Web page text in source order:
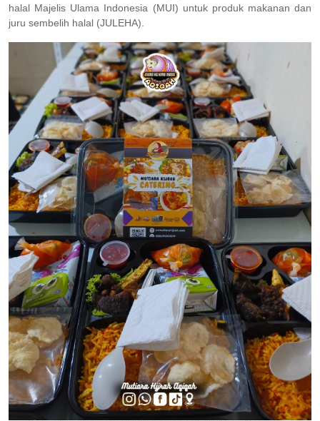
halal Majelis Ulama Indonesia (MUI) untuk produk makanan dan
juru sembelih halal (JULEHA).